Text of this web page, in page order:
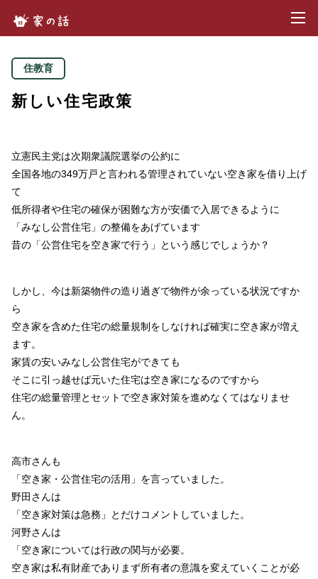
住教育
新しい住宅政策
立憲民主党は次期衆議院選挙の公約に
全国各地の349万戸と言われる管理されていない空き家を借り上げ
て
低所得者や住宅の確保が困難な方が安価で入居できるように
「みなし公営住宅」の整備をあげています
昔の「公営住宅を空き家で行う」という感じでしょうか？
しかし、今は新築物件の造り過ぎで物件が余っている状況ですか
ら
空き家を含めた住宅の総量規制をしなければ確実に空き家が増え
ます。
家賃の安いみなし公営住宅ができても
そこに引っ越せば元いた住宅は空き家になるのですから
住宅の総量管理とセットで空き家対策を進めなくてはなりませ
ん。
高市さんも
「空き家・公営住宅の活用」を言っていました。
野田さんは
「空き家対策は急務」とだけコメントしていました。
河野さんは
「空き家については行政の関与が必要。
空き家は私有財産でありまず所有者の意識を変えていくことが必